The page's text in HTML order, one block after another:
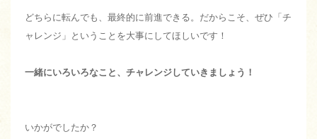
どちらに転んでも、最終的に前進できる。だからこそ、ぜひ「チ
ャレンジ」ということを大事にしてほしいです！
一緒にいろいろなこと、チャレンジしていきましょう！
いかがでしたか？